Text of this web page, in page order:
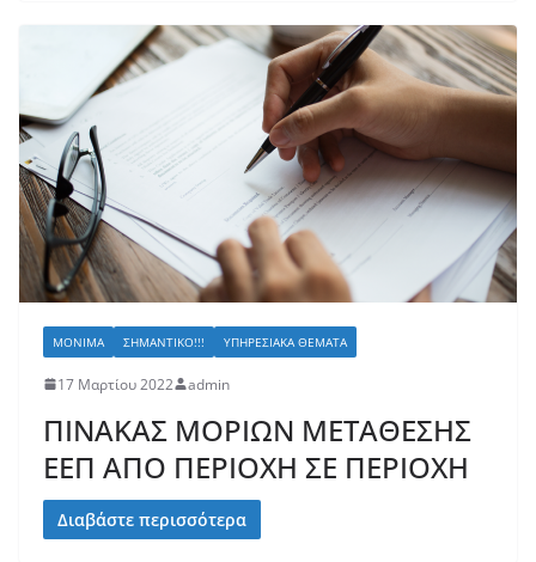
ΜΌΝΙΜΑ ΣΗΜΑΝΤΙΚΌ!!! ΥΠΗΡΕΣΙΑΚΆ ΘΈΜΑΤΑ
17 Μαρτίου 2022 admin
ΠΙΝΑΚΑΣ ΜΟΡΙΩΝ ΜΕΤΑΘΕΣΗΣ
ΕΕΠ ΑΠΟ ΠΕΡΙΟΧΗ ΣΕ ΠΕΡΙΟΧΗ
Διαβάστε περισσότερα